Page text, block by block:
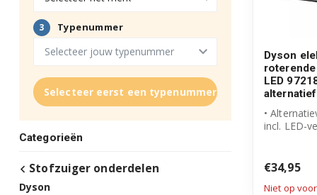
Selecteer eerst een typenummer
Categorieën
Stofzuiger onderdelen
Dyson
Dyson
LED
alternatief
•
incl. LED-
€34,95
Niet op